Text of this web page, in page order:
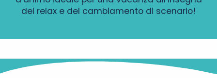
del relax e del cambiamento di scenario!